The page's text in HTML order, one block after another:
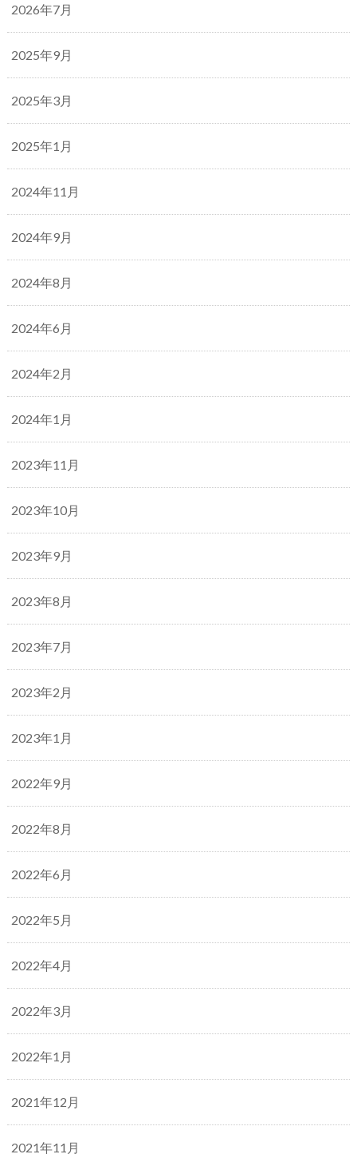
2026年7月
2025年9月
2025年3月
2025年1月
2024年11月
2024年9月
2024年8月
2024年6月
2024年2月
2024年1月
2023年11月
2023年10月
2023年9月
2023年8月
2023年7月
2023年2月
2023年1月
2022年9月
2022年8月
2022年6月
2022年5月
2022年4月
2022年3月
2022年1月
2021年12月
2021年11月